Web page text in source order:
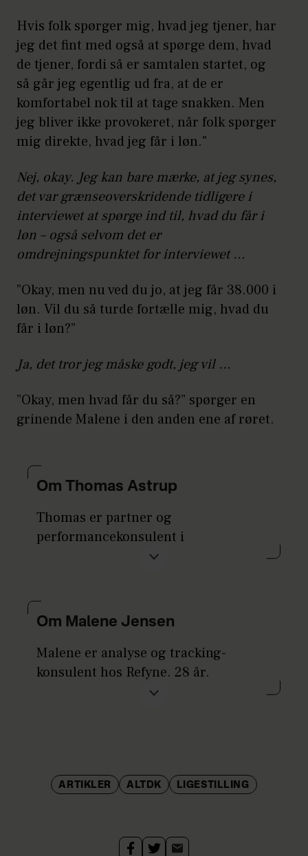
Hvis folk spørger mig, hvad jeg tjener, har
jeg det fint med også at spørge dem, hvad
de tjener, fordi så er samtalen startet, og
så går jeg egentlig ud fra, at de er
komfortabel nok til at tage snakken. Men
jeg bliver ikke provokeret, når folk spørger
mig direkte, hvad jeg får i løn."
Nej, okay. Jeg kan bare mærke, at jeg synes,
det var grænseoverskridende tidligere i
interviewet at spørge ind til, hvad du får i
løn – også selvom det er
omdrejningspunktet for interviewet …
”Okay, men nu ved du jo, at jeg får 38.000 i
løn. Vil du så turde fortælle mig, hvad du
får i løn?”
Ja, det tror jeg måske godt, jeg vil …
”Okay, men hvad får du så?” spørger en
grinende Malene i den anden ene af røret.
Om Thomas Astrup
Thomas er partner og
performancekonsulent i
virksomheden Refyne, som har
Om Malene Jensen
Malene er analyse og tracking-
konsulent hos Refyne. 28 år.
ARTIKLER ALTDK LIGESTILLING